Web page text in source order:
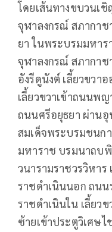
โดยเส้นทางขบวนเ
จุฬาลงกรณ์ สภากา
ยา ในพระบรมมหาร
จุฬาลงกรณ์ สภากาช
อังรีดูนังต์ เลี้ยวขวา
เลี้ยวขวาเข้าถนนพ
ถนนศรีอยุธยา ผ่านอุ
สมเด็จพระบรมชนก
มหาราช บรมนาถบ
วนารามราชวรวิหาร
ราชดำเนินนอก ถนน
ราชดำเนินใน เลี้ยว
ซ้ายเข้าประตูวิเศษ